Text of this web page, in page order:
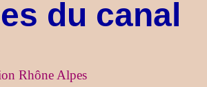
du canal
Rhône Alpes